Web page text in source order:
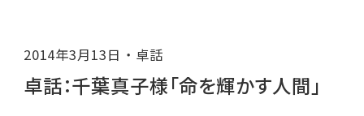
2014年3月13日 卓話
卓話：千葉真子様「命を輝かす人間」